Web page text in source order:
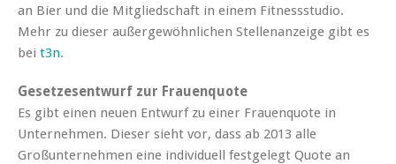
an Bier und die Mitgliedschaft in einem Fitnessstudio.
Mehr zu dieser außergewöhnlichen Stellenanzeige gibt es
bei t3n.
Gesetzesentwurf zur Frauenquote
Es gibt einen neuen Entwurf zu einer Frauenquote in
Unternehmen. Dieser sieht vor, dass ab 2013 alle
Großunternehmen eine individuell festgelegt Quote an